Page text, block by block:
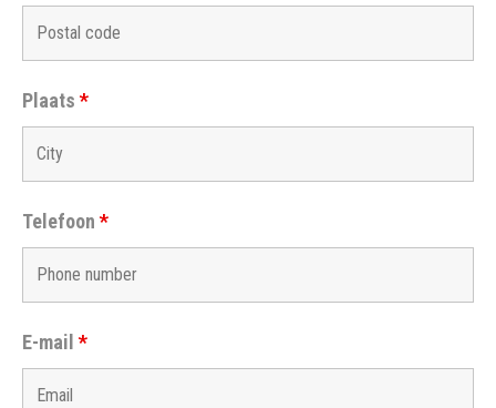
Plaats *
Telefoon *
E-mail *